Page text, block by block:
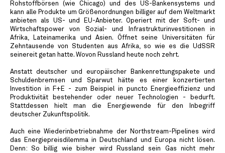
Rohstoffbörsen (wie Chicago) und des US-Bankensystems und
kann alle Produkte um Größenordnungen billiger auf dem Weltmarkt
anbieten als US- und EU-Anbieter. Operiert mit der Soft- und
Wirtschaftspower von Sozial- und Infrastrukturinvestitionen in
Afrika, Lateinamerika und Asien. Öffnet seine Universitäten für
Zehntausende von Studenten aus Afrika, so wie es die UdSSR
seinereit getan hatte. Wovon Russland heute noch zehrt.
Anstatt deutscher und europäischer Bankenrettungspakete und
Schuldenbremsen und Sparwut hätte es einer konzertierten
Investition in F+E - zum Beispiel in puncto Energieeffizienz und
Produktivität bestehender oder neuer Technologien - bedurft.
Stattdessen hielt man die Energiewende für den Inbegriff
deutscher Zukunftspolitik.
Auch eine Wiederinbetriebnahme der Northstream-Pipelines wird
das Energiepreisdilemma in Deutschland und Europa nicht lösen.
Denn: So billig wie bisher wird Russland sein Gas nicht mehr